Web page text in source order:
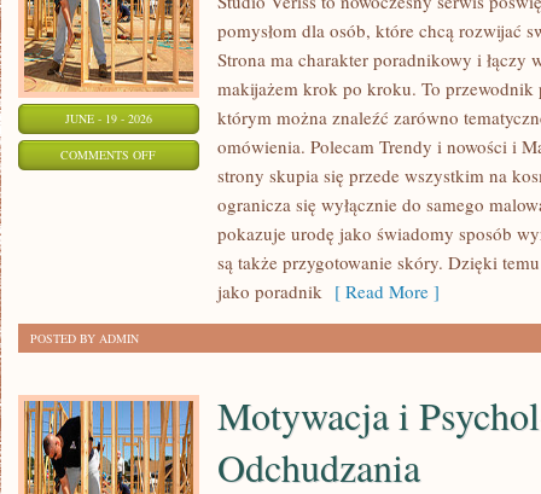
JUNE - 19 - 2026
COMMENTS OFFON
pomysłom dla osób, które chcą rozwijać
Strona ma charakter poradnikowy i łączy
makijażem krok po kroku. To
którym można znaleźć zarówno
omówienia. Polecam Trendy i nowości i
strony skupia się przede wszystkim na
ogranicza się wyłącznie do samego
pokazuje urodę jako świadomy sposób
są także przygotowanie skóry. Dzięki
jako poradnik [ Read More ]
POSTED BY ADMIN
Motywacja i
Odchudzania